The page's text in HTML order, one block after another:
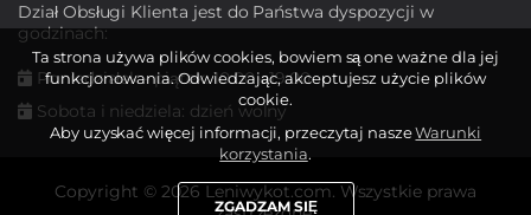
Dział Obsługi Klienta jest do Państwa dyspozycji w
godzinach:
Poniedziałek - piątek: 10:00 - 19:00
Sobota i niedziela: dzień wolny
Copyright © 2026 Leniwykot.com. Wszystkie prawa
Ta strona używa plików cookies, bowiem są one ważne dla jej
funkcjonowania. Odwiedzając, akceptujesz użycie plików
cookie.
Aby uzyskać więcej informacji, przeczytaj naszeWarunki
korzystania.
ZGADZAM SIĘ